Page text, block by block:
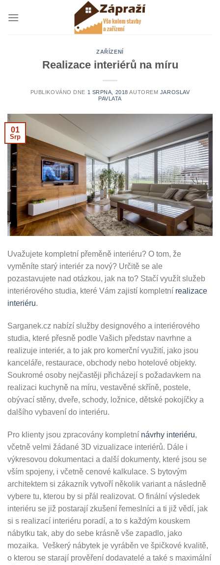
ZAŘÍZENÍ
Realizace interiérů na míru
PUBLIKOVÁNO DNE 1 SRPNA, 2018 AUTOREM JAROSLAV
PAVLATA
01
Srp
Uvažujete kompletní přeměně interiéru? O tom, že
vyměníte starý interiér za nový? Určitě se ale
pozastavujete nad otázkou, jak na to? Stačí využít služeb
interiérového studia, které Vám zajistí kompletní realizace
interiéru.
Sarganek.cz nabízí služby designového a interiérového
studia, které přesně podle Vašich představ navrhne a
realizuje interiér, a to jak pro komerční využití, jako jsou
kanceláře, restaurace, obchody nebo hotelové objekty.
Soukromé osoby nejčastěji přicházejí s požadavkem na
realizaci kuchyně na míru, vestavěné skříně, postele,
obývací stěny, dveře, schody, ložnice, dětské pokojíčky a
dalšího vybavení do interiéru.
Pro klienty jsou zpracovány kompletní návrhy interiéru,
včetně velmi žádané 3D vizualizace interiérů. Dále i
výkresovou dokumentaci a další dokumenty, které jsou se
vším spojeny, i včetně cenové kalkulace. S bytovým
architektem si zákazník vytvoří několik variant a následně
vybere tu, kterou by si přál realizovat. O finální výsledek
interiéru se již postarají zkušení řemeslníci a ti již vědí, jak
si s realizací interiéru poradí, a to s každým kouskem
nábytku tak, aby do sebe krásně vše zapadlo, jako
mozaika. Veškerý nábytek je vyráběn ve špičkové kvalitě,
o kterou se starají prověření dodavatelé a také s maximální